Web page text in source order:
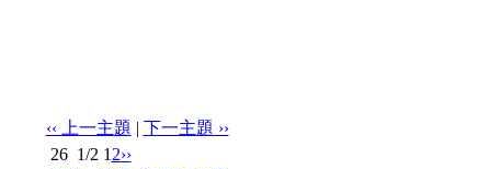
‹‹ 上一主題 | 下一主題 ››
26 1/2 1 2››